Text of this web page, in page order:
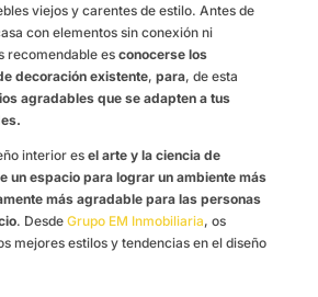
viejos y carentes de estilo. Antes de
con elementos sin conexión ni
recomendable es conocerse los
decoración existente, para, de esta
agradables que se adapten a tus
interior es el arte y la ciencia de
un espacio para lograr un ambiente más
más agradable para las personas
. Desde Grupo EM Inmobiliaria, os
mejores estilos y tendencias en el diseño